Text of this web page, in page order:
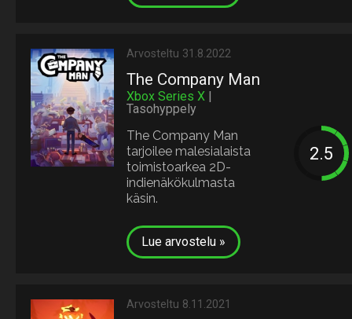
Arvosteltu 31.8.2022
The Company Man
Xbox Series X
Tasohyppely
The Company Man
tarjoilee malesialaista
toimistoarkea 2D-
indienäkökulmasta
käsin.
Lue arvostelu »
Arvosteltu 8.11.2021